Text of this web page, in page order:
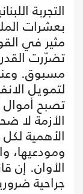
التجربة
بعشرات
مثير في
تضرّرت
مسبوق.
لتمويل
تصبح
الأزمة لا
الأهمية
ومودعيها،
الأوان. إن
جراحية